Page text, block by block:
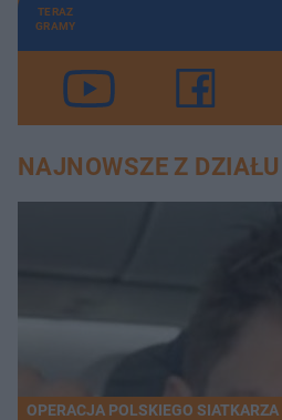
TERAZ
GRAMY
NAJNOWSZE Z
OPERACJA POLSKIEGO SIATKARZA